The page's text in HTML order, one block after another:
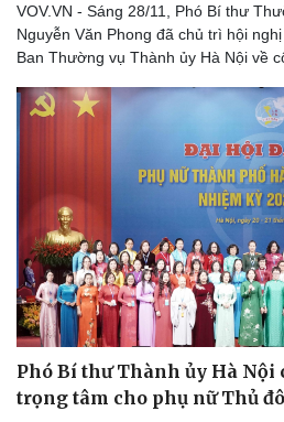
VOV.VN - Sáng 28/11, Phó Bí thư
Nguyễn Văn Phong đã chủ trì hội
Ban Thường vụ Thành ủy Hà Nội về
Phó Bí thư Thành ủy Hà Nội
trọng tâm cho phụ nữ Thủ đô